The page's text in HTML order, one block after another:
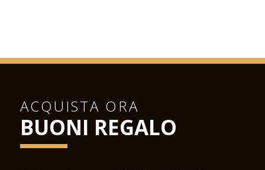
ACQUISTA ORA
BUONI REGALO